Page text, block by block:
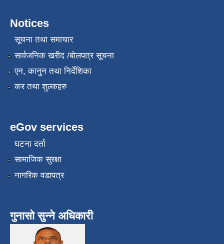
Notices
सूचना तथा समाचार
सार्वजनिक खरीद /बोलपत्र सूचना
एन, कानुन तथा निर्देशिका
कर तथा शुल्कहरु
eGov services
घटना दर्ता
सामाजिक सुरक्षा
नागरिक वडापत्र
गुनासो सुन्ने अधिकारी